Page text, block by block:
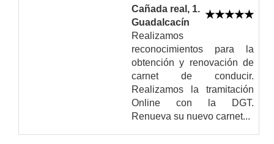
Cañada real, 1.
Guadalcacín
Realizamos
reconocimientos para la
obtención y renovación de
carnet de conducir.
Realizamos la tramitación
Online con la DGT.
Renueva su nuevo carnet...